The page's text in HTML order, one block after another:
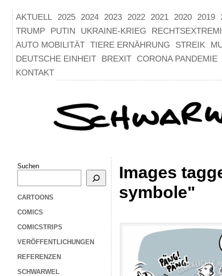
AKTUELL 2025 2024 2023 2022 2021 2020 2019
TRUMP
PUTIN UKRAINE-KRIEG
AUTO MOBILITÄT TIERE ERNÄHRUNG STREIK
DEUTSCHE EINHEIT
BREXIT
CORONA PANDEMIE
KONTAKT
Suchen
CARTOONS
COMICS
COMICSTRIPS
VERÖFFENTLICHUNGEN
REFERENZEN
SCHWARWEL
Images
symbole"